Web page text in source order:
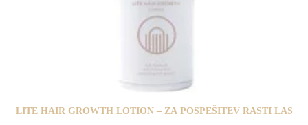
LITE HAIR GROWTH LOTION – ZA POSPEŠITEV RASTI LAS